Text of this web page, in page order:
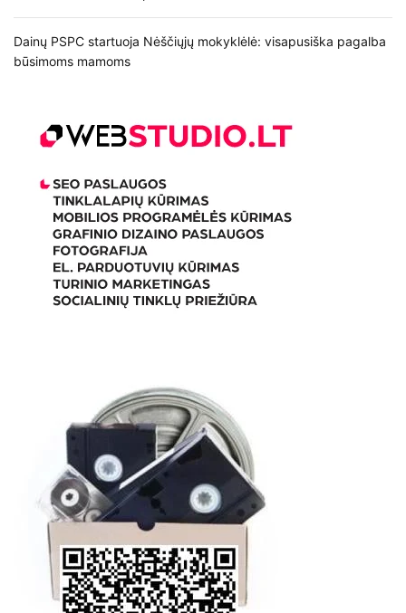
Dainų PSPC startuoja Nėščiųjų mokyklėlė: visapusiška pagalba
būsimoms mamoms